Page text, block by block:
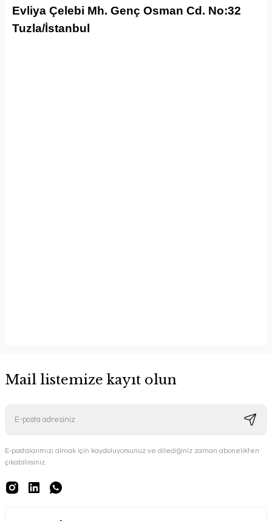
Evliya Çelebi Mh. Genç Osman Cd. No:32
Tuzla/İstanbul
Mail listemize kayıt olun
E-postalarımızı almak için kaydoluyorsunuz ve dilediğiniz zaman abonelikten
çıkabilirsiniz.